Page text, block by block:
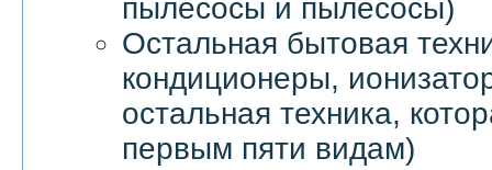
пылесосы и пылесосы)
Остальная бытовая
кондиционеры,
остальная техника,
первым пяти видам)